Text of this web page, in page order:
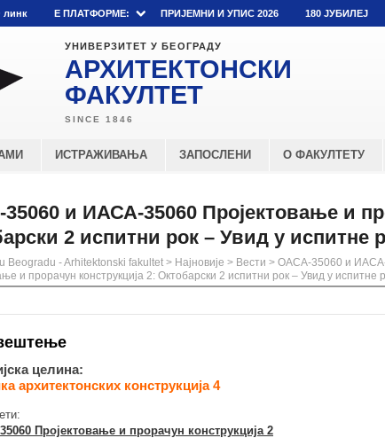
линк E ПЛАТФОРМЕ: ПРИЈЕМНИ И УПИС 2026 180 ЈУБИЛЕЈ
УНИВЕРЗИТЕТ У БЕОГРАДУ
АРХИТЕКТОНСКИ
ФАКУЛТЕТ
ИСТРАЖИВАЊА ЗАПОСЛЕНИ О ФАКУЛТЕТУ
и ИАСА-35060 Пројектовање и
2 испитни рок – Увид у испитне
Beogradu - Arhitektonski fakultet > Најновије > Вести > ОАСА-35060 и
и прорачун конструкција 2: Октобарски 2 испитни рок – Увид у испитне
целина:
архитектонских конструкција 4
Пројектовање и прорачун конструкција 2